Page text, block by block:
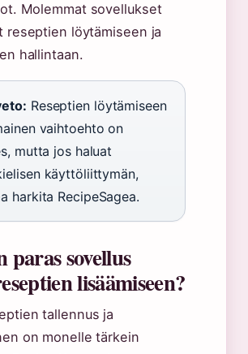
Molemmat sovellukset
reseptien löytämiseen ja
hallintaan.
Reseptien löytämiseen
vaihtoehto on
mutta jos haluat
käyttöliittymän,
harkita RecipeSagea.
sovellus
lisäämiseen?
tallennus ja
on monelle tärkein